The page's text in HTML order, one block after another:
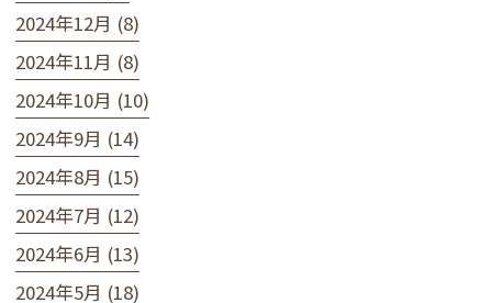
2024年12月 (8)
2024年11月 (8)
2024年10月 (10)
2024年9月 (14)
2024年8月 (15)
2024年7月 (12)
2024年6月 (13)
2024年5月 (18)